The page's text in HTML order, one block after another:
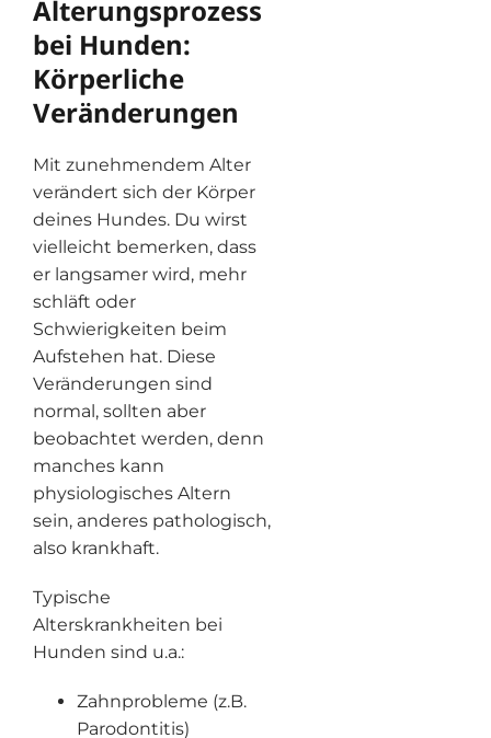
Alterungsprozess
bei Hunden:
Körperliche
Veränderungen
Mit zunehmendem Alter
verändert sich der Körper
deines Hundes. Du wirst
vielleicht bemerken, dass
er langsamer wird, mehr
schläft oder
Schwierigkeiten beim
Aufstehen hat. Diese
Veränderungen sind
normal, sollten aber
beobachtet werden, denn
manches kann
physiologisches Altern
sein, anderes pathologisch,
also krankhaft.
Typische
Alterskrankheiten bei
Hunden sind u.a.:
Zahnprobleme (z.B.
Parodontitis)